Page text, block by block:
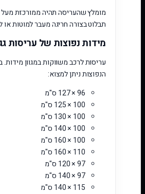
מומלץ שהעריסה תהיה ממורכזת מעל
תבלוט בצורה חריגה מעבר למוטות או
מידות נפוצות של עריסות
עריסות לרכב משווקות במגוון מידות.
הנפוצות ניתן למצוא:
96 × 127 ס"מ
100 × 125 ס"מ
100 × 130 ס"מ
100 × 140 ס"מ
100 × 160 ס"מ
110 × 160 ס"מ
97 × 120 ס"מ
97 × 140 ס"מ
115 × 140 ס"מ